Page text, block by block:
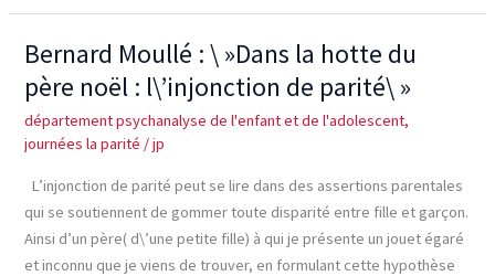
Bernard Moullé : \ »Dans la hotte du
père noël : l\’injonction de parité\ »
département psychanalyse de l'enfant et de l'adolescent,
journées la parité /jp
L’injonction de parité peut se lire dans des assertions parentales
qui se soutiennent de gommer toute disparité entre fille et garçon.
Ainsi d’un père( d\’une petite fille) à qui je présente un jouet égaré
et inconnu que je viens de trouver, en formulant cette hypothèse
Bernard
Moullé
:
\ »Dans
la
hotte
du
père
noël